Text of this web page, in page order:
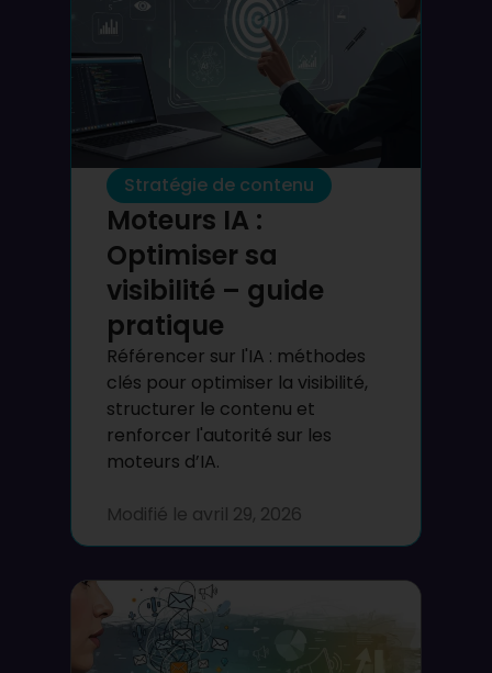
Stratégie de contenu
Moteurs IA :
Optimiser sa
visibilité – guide
pratique
Référencer sur l'IA : méthodes
clés pour optimiser la visibilité,
structurer le contenu et
renforcer l'autorité sur les
moteurs d’IA.
Modifié le avril 29, 2026